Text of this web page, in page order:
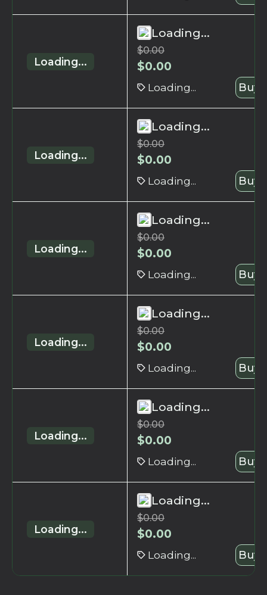
Loading...
Loading...
$0.00
$0.00
Loading... Buy
Loading...
Loading...
$0.00
$0.00
Loading... Buy
Loading...
Loading...
$0.00
$0.00
Loading... Buy
Loading...
Loading...
$0.00
$0.00
Loading... Buy
Loading...
Loading...
$0.00
$0.00
Loading... Buy
Loading...
Loading...
$0.00
$0.00
Loading... Buy